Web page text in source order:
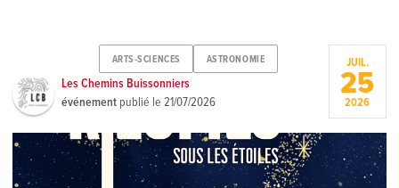
ARTS-SCIENCES ASTRONOMIE
Les Chemins Buissonniers
événement publié le21/07/2026
JUIL.
25
2026